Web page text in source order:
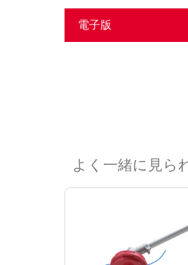
電子版
よく一緒に見ら